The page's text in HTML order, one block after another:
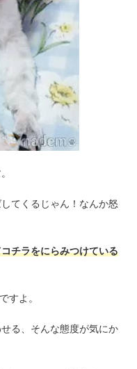
てくるじゃん！なんか怒
チラをにらみつけている
すよ。
る、そんな態度が気にか